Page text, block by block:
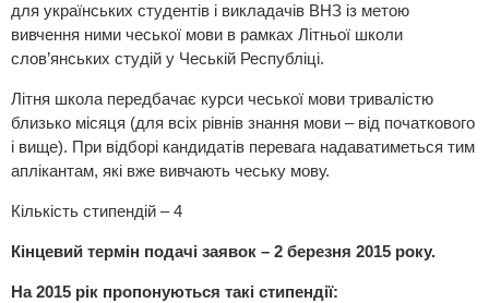
для українських студентів і викладачів ВНЗ із метою
вивчення ними чеської мови в рамках Літньої школи
слов’янських студій у Чеській Республіці.
Літня школа передбачає курси чеської мови тривалістю
близько місяця (для всіх рівнів знання мови – від початкового
і вище). При відборі кандидатів перевага надаватиметься тим
аплікантам, які вже вивчають чеську мову.
Кількість стипендій – 4
Кінцевий термін подачі заявок – 2 березня 2015 року.
На 2015 рік пропонуються такі стипендії: